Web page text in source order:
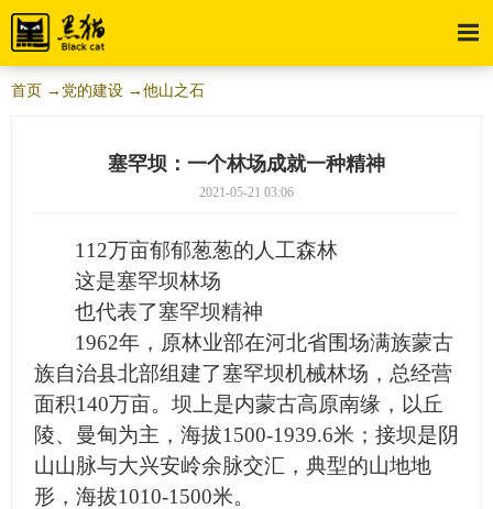
首页 →党的建设 →他山之石
塞罕坝：一个林场成就一种精神
2021-05-21 03:06
112万亩郁郁葱葱的人工森林
这是塞罕坝林场
也代表了塞罕坝精神
1962年，原林业部在河北省围场满族蒙古
族自治县北部组建了塞罕坝机械林场，总经营
面积140万亩。坝上是内蒙古高原南缘，以丘
陵、曼甸为主，海拔1500-1939.6米；接坝是阴
山山脉与大兴安岭余脉交汇，典型的山地地
形，海拔1010-1500米。